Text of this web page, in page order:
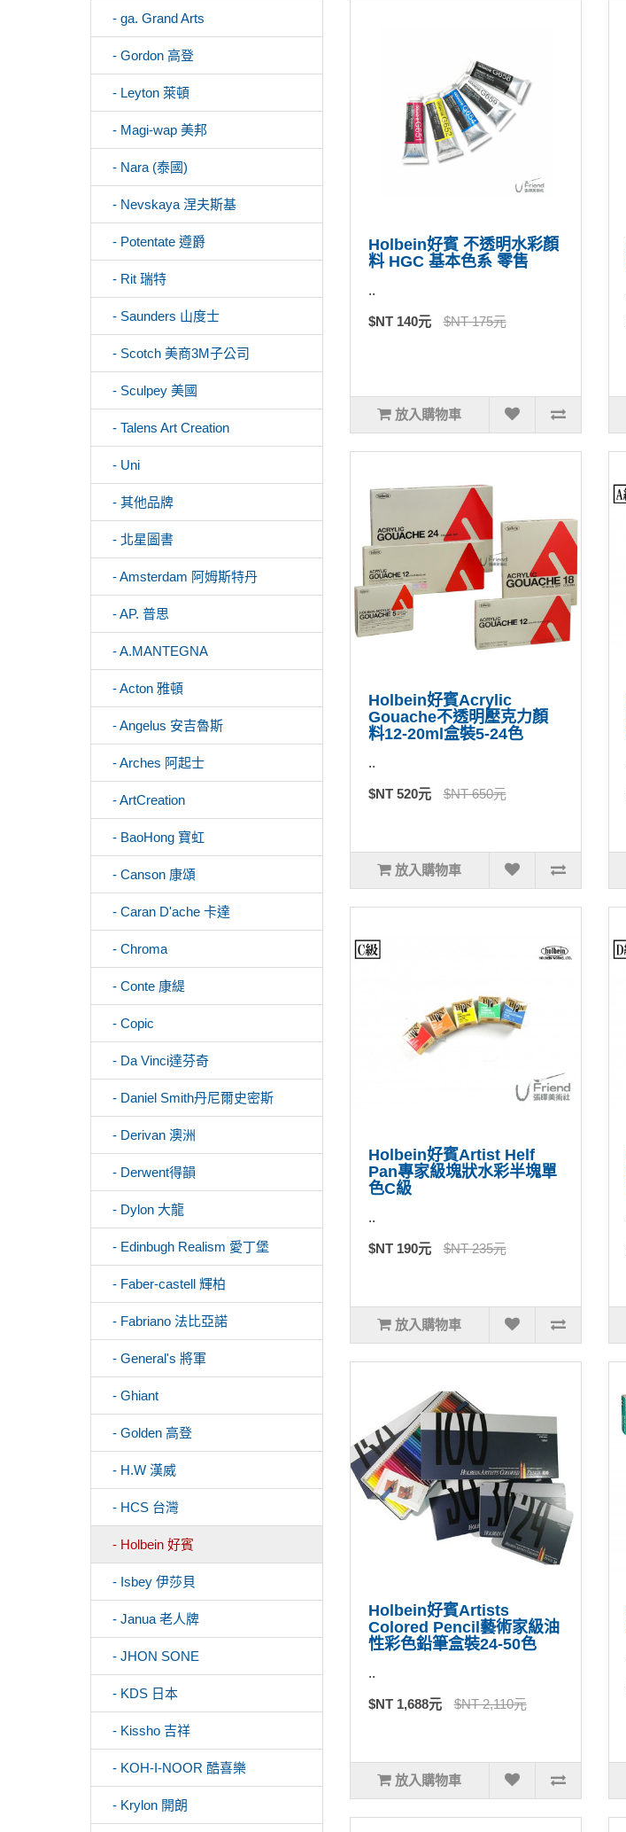
- ga. Grand Arts
- Gordon 高登
- Leyton 萊頓
- Magi-wap 美邦
- Nara (泰國)
- Nevskaya 涅夫斯基
- Potentate 遵爵
- Rit 瑞特
- Saunders 山度士
- Scotch 美商3M子公司
- Sculpey 美國
- Talens Art Creation
- Uni
- 其他品牌
- 北星圖書
- Amsterdam 阿姆斯特丹
- AP. 普思
- A.MANTEGNA
- Acton 雅頓
- Angelus 安吉魯斯
- Arches 阿起士
- ArtCreation
- BaoHong 寶虹
- Canson 康頌
- Caran D'ache 卡達
- Chroma
- Conte 康緹
- Copic
- Da Vinci達芬奇
- Daniel Smith丹尼爾史密斯
- Derivan 澳洲
- Derwent得韻
- Dylon 大龍
- Edinbugh Realism 愛丁堡
- Faber-castell 輝柏
- Fabriano 法比亞諾
- General's 將軍
- Ghiant
- Golden 高登
- H.W 漢威
- HCS 台灣
- Holbein 好賓
- Isbey 伊莎貝
- Janua 老人牌
- JHON SONE
- KDS 日本
- Kissho 吉祥
- KOH-I-NOOR 酷喜樂
- Krylon 開朗
Holbein好賓 不透明水彩顏
料 HGC 基本色系 零售
..
$NT 140元 $NT 175元
放入購物車
Holbein好賓Acrylic
Gouache不透明壓克力顏
料12-20ml盒裝5-24色
..
$NT 520元 $NT 650元
放入購物車
Holbein好賓Artist Helf
Pan專家級塊狀水彩半塊單
色C級
..
$NT 190元 $NT 235元
放入購物車
Holbein好賓Artists
Colored Pencil藝術家級油
性彩色鉛筆盒裝24-50色
..
$NT 1,688元 $NT 2,110元
放入購物車